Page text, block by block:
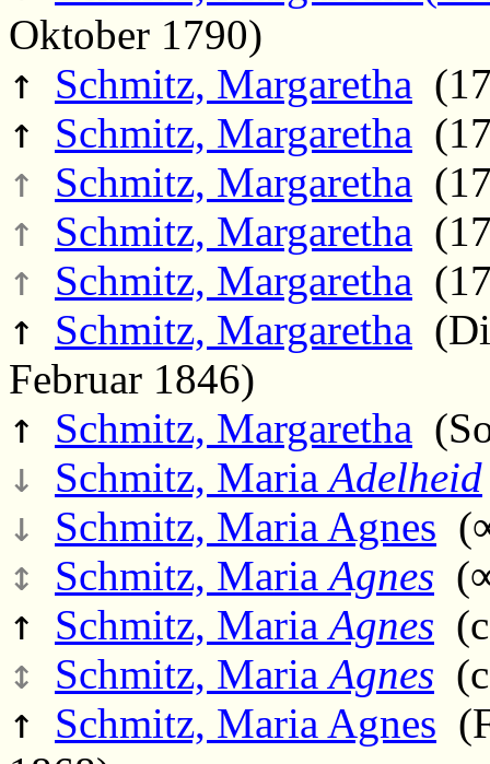
Oktober 1790)
↑ Schmitz, Margaretha
↑ Schmitz, Margaretha
↑ Schmitz, Margaretha
↑ Schmitz, Margaretha
↑ Schmitz, Margaretha
↑ Schmitz, Margaretha
Februar 1846)
↑ Schmitz, Margaretha
↓ Schmitz, MariaAdelheid
↓ Schmitz, Maria Agnes
↕ Schmitz, MariaAgnes
↑ Schmitz, MariaAgnes
↕ Schmitz, MariaAgnes
↑ Schmitz, Maria Agnes